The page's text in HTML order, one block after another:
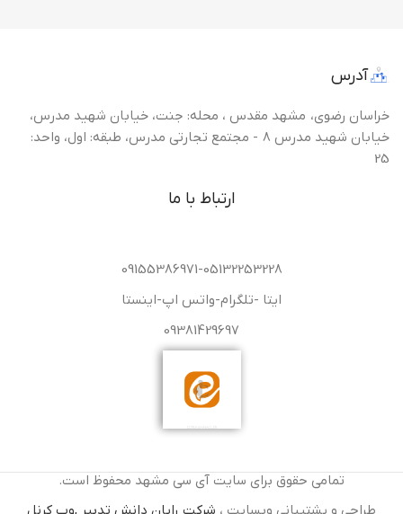
آدرس
خراسان رضوی، مشهد مقدس ، محله: جنت، خیابان شهید مدرس،
خیابان شهید مدرس 8 - مجتمع تجارتی مدرس، طبقه: اول، واحد:
25
ارتباط با ما
09155386971-05132253228
ایتا -تلگرام-واتس اپ-اینستا
09381429697
تمامی حقوق برای سایت آی سی مشهد محفوظ است.